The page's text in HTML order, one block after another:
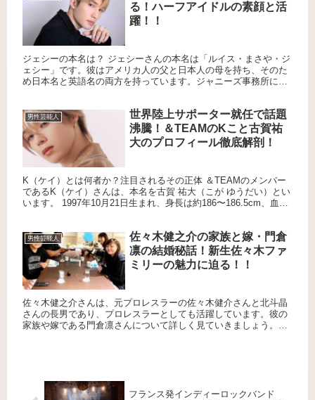
る！ハーフアイドルの素顔と活
躍！！
ジェシーの本名は？ ジェシーさんの本名は「ルイス・まさや・ジ
ェシー」です。彼はアメリカ人の父と日本人の母を持ち、そのた
め日本名と英語名の両方を持っています。ジャニーズ事務所に所
男性芸能人
世界陸上サポーター就任で話題
沸騰！＆TEAMのKこと古賀祐
大のプロフィール徹底解剖！
K（ケイ）とは何者か？注目されるその正体 ＆TEAMのメンバー
であるK（ケイ）さんは、本名を古賀 祐大（こが ゆうだい）とい
います。 1997年10月21日生まれ、身長は約186〜186.5cm、血液
男性芸能人
佐々木健之介の家族と嫁・門倉
凛の結婚秘話！新生佐々木ファ
ミリーの魅力に迫る！！
佐々木健之介さんは、元プロレスラーの佐々木健介さんと北斗晶
さんの長男であり、プロレスラーとしても活躍しています。彼の
家族や嫁である門倉凛さんについて詳しく見ていきましょう。
フランス発インディーロックバンド